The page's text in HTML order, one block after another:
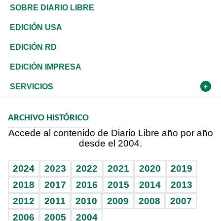
José Boquete
Reportajes
Asia
África
Ocenanía
Caribe
Resto del mundo
Consumo
Vivienda
Telecom.
Global y variable
Economía personal
Belleza
Buena Vida
Sociales
Novedades
Podcast Arte Libre
Vida y familia
Eñe
Celebrando la vida
Golf
Ciclismo
Tenis
Olimpismo
Más deportes
BRV
TBT Deportivo
Editorial
De buena tinta
En Directo
Frente al Statu Quo
El Espía
Más firmas
Clima
Tecnología
Historia
Despertando al gigante
Cambio climático
Mundo
Economía
Revista
Deportes
Opinión
Hecho en casa
Guía del dinero
SOBRE DIARIO LIBRE
EDICIÓN USA
EDICIÓN RD
EDICIÓN IMPRESA
SERVICIOS
Cumpleaños
Horóscopos
ARCHIVO HISTÓRICO
Accede al contenido de Diario Libre año por año
desde el 2004.
2024 2023 2022 2021 2020
2019
2018
2017 2016 2015 2014
2013
2012
2011 2010 2009 2008
2007
2006
2005 2004